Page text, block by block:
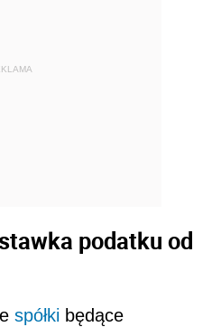
podatku od
spółki będące